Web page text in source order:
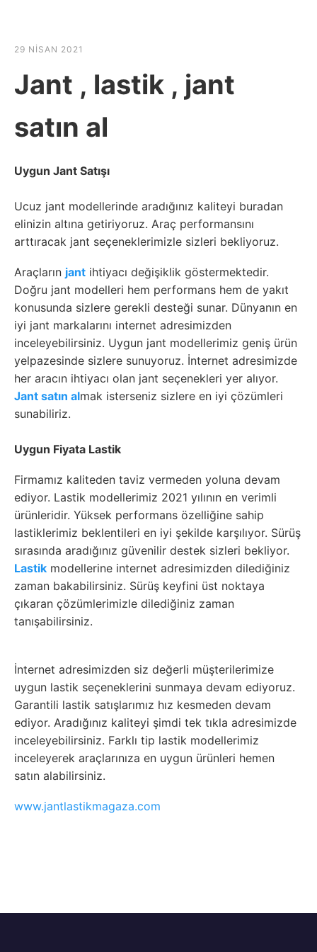
29 NISAN 2021
Jant , lastik , jant
satın al
Uygun Jant Satışı
Ucuz jant modellerinde aradığınız kaliteyi buradan
elinizin altına getiriyoruz. Araç performansını
arttıracak jant seçeneklerimizle sizleri bekliyoruz.
Araçların jant ihtiyacı değişiklik göstermektedir.
Doğru jant modelleri hem performans hem de yakıt
konusunda sizlere gerekli desteği sunar. Dünyanın en
iyi jant markalarını internet adresimizden
inceleyebilirsiniz. Uygun jant modellerimiz geniş ürün
yelpazesinde sizlere sunuyoruz. İnternet adresimizde
her aracın ihtiyacı olan jant seçenekleri yer alıyor.
Jant satın almak isterseniz sizlere en iyi çözümleri
sunabiliriz.
Uygun Fiyata Lastik
Firmamız kaliteden taviz vermeden yoluna devam
ediyor. Lastik modellerimiz 2021 yılının en verimli
ürünleridir. Yüksek performans özelliğine sahip
lastiklerimiz beklentileri en iyi şekilde karşılıyor. Sürüş
sırasında aradığınız güvenilir destek sizleri bekliyor.
Lastik modellerine internet adresimizden dilediğiniz
zaman bakabilirsiniz. Sürüş keyfini üst noktaya
çıkaran çözümlerimizle dilediğiniz zaman
tanışabilirsiniz.
İnternet adresimizden siz değerli müşterilerimize
uygun lastik seçeneklerini sunmaya devam ediyoruz.
Garantili lastik satışlarımız hız kesmeden devam
ediyor. Aradığınız kaliteyi şimdi tek tıkla adresimizde
inceleyebilirsiniz. Farklı tip lastik modellerimiz
inceleyerek araçlarınıza en uygun ürünleri hemen
satın alabilirsiniz.
www.jantlastikmagaza.com